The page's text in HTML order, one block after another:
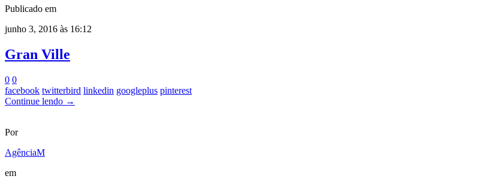
Publicado em
junho 3, 2016 às 16:12
Gran Ville
0 0
facebook twitterbird linkedin googleplus pinterest
Continue lendo →
Por
AgênciaM
em